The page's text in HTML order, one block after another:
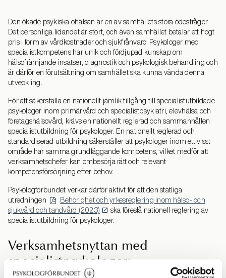
Den ökade psykiska ohälsan är en av samhällets stora ödesfrågor.
Det personliga lidandet är stort, och även samhället betalar ett högt
pris i form av vårdkostnader och sjukfrånvaro. Psykologer med
specialistkompetens har unik och fördjupad kunskap om
hälsofrämjande insatser, diagnostik och psykologisk behandling och
är därför en förutsättning om samhället ska kunna vända denna
utveckling.
För att säkerställa en nationellt jämlik tillgång till specialistutbildade
psykologer inom primärvård och specialistpsykiatri, elevhälsa och
företagshälsovård, krävs en nationellt reglerad och sammanhållen
specialistutbildning för psykologer. En nationellt reglerad och
standardiserad utbildning säkerställer att psykologer inom ett visst
område har samma grundläggande kompetens, vilket medför att
verksamhetschefer kan ombesörja rätt och relevant
kompetensförsörjning efter behov.
Psykologförbundet verkar därför aktivt för att den statliga
utredningen
Behörighet och yrkesreglering inom hälso- och
sjukvård och tandvård (2023)
ska föreslå nationell reglering av
specialistutbildning för psykologer.
Verksamhetsnyttan med
specialistpsykologer: